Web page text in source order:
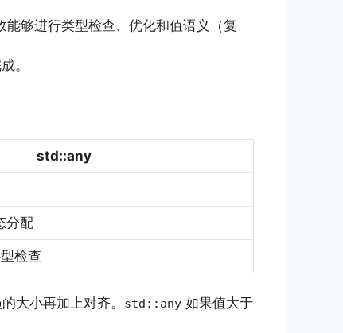
够进行类型检查、优化和值语义（复
。
std::any
分配
检查
大小再加上对齐。 std::any 如果值大于